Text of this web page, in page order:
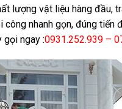
lượng vật liệu hàng đầu,
nhanh gọn, đúng
ngay :0931.252.939 –